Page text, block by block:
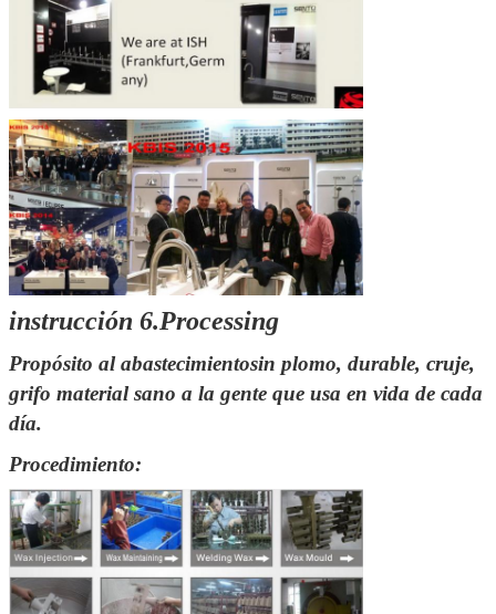
Deja un mensaje
¡Te llamaremos
instrucción 6.Processing
Propósito al abastecimientosin plomo, durable, cruje,
grifo material sano a la gente que usa en vida de cada
día.
Procedimiento: